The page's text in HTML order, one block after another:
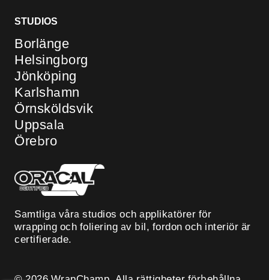
STUDIOS
Borlänge
Helsingborg
Jönköping
Karlshamn
Örnsköldsvik
Uppsala
Örebro
Samtliga våra studios och applikatörer för
wrapping och foliering av bil, fordon och interiör är
certifierade.